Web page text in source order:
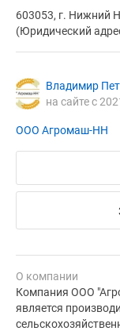
603053, г. Нижний
(Юридический
Владимир
на сайте с
ООО Агромаш-НН
О компании
Компания ООО
является